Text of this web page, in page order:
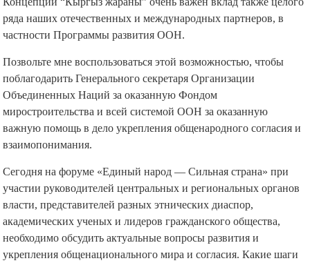
ряда наших отечественных и международных партнеров, в
частности Программы развития ООН.
Позвольте мне воспользоваться этой возможностью, чтобы
поблагодарить Генерального секретаря Организации
Объединенных Наций за оказанную Фондом
миростроительства и всей системой ООН за оказанную
важную помощь в дело укрепления общенародного согласия и
взаимопонимания.
Сегодня на форуме «Единый народ — Сильная страна» при
участии руководителей центральных и региональных органов
власти, представителей разных этнических диаспор,
академических ученых и лидеров гражданского общества,
необходимо обсудить актуальные вопросы развития и
укрепления общенационального мира и согласия. Какие шаги